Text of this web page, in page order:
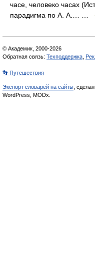
часе, человеко часах
парадигма по А. А.… …
© Академик, 2000-2026
Обратная связь: Техподдержка
👣 Путешествия
Экспорт словарей на сайты ,
WordPress, MODx.